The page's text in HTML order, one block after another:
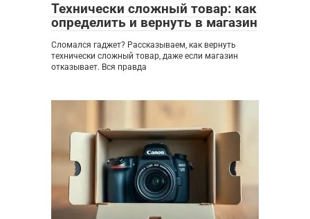
Технически сложный товар: как
определить и вернуть в магазин
Сломался гаджет? Рассказываем, как вернуть
технически сложный товар, даже если магазин
отказывает. Вся правда